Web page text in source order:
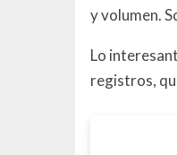
y volumen.
Lo
registros,